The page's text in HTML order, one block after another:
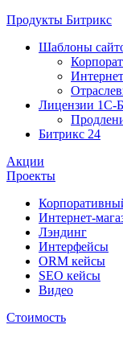
Продукты Битрикс
Шаблоны
Лицензии 1С-
Битрикс 24
Акции
Проекты
Интернет-
Лэндинг
Интерфейсы
ORM кейсы
SEO кейсы
Видео
Стоимость